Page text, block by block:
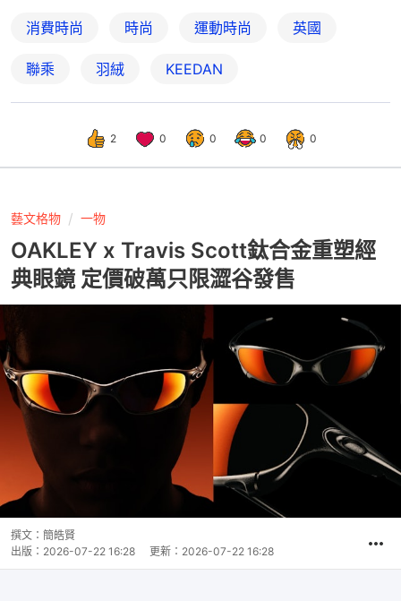
消費時尚 時尚 運動時尚 英國
聯乘 羽絨 KEEDAN
2 0 0 0 0
藝文格物 一物
OAKLEY x Travis Scott鈦合金重塑經
典眼鏡 定價破萬只限澀谷發售
撰文： 簡皓賢
出版： 2026-07-22 16:28 更新： 2026-07-22 16:28